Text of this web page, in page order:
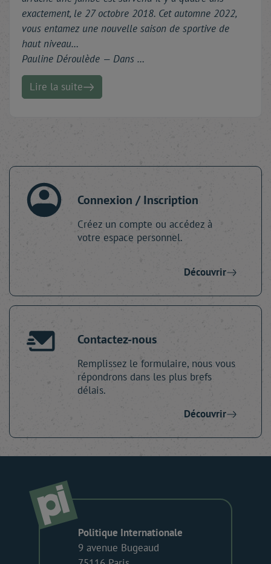
exactement, le 27 octobre 2018. Cet automne 2022,
vous entamez une nouvelle saison de sportive de
haut niveau…
Pauline Déroulède — Dans …
Lire la suite
Connexion / Inscription
Créez un compte ou accédez à
votre espace personnel.
Découvrir
Contactez-nous
Remplissez le formulaire, nous vous
répondrons dans les plus brefs
délais.
Découvrir
Politique Internationale
9 avenue Bugeaud